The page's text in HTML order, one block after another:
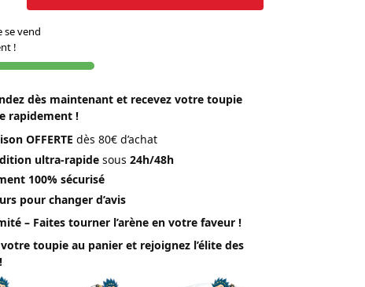
se vend
!
dès maintenant et recevez votre toupie
rapidement !
OFFERTE dès 80€ d’achat
ultra-rapide sous24h/48h
100% sécurisé
pour changer d’avis
– Faites tourner l’arène en votre faveur !
toupie au panier et rejoignez l’élite des